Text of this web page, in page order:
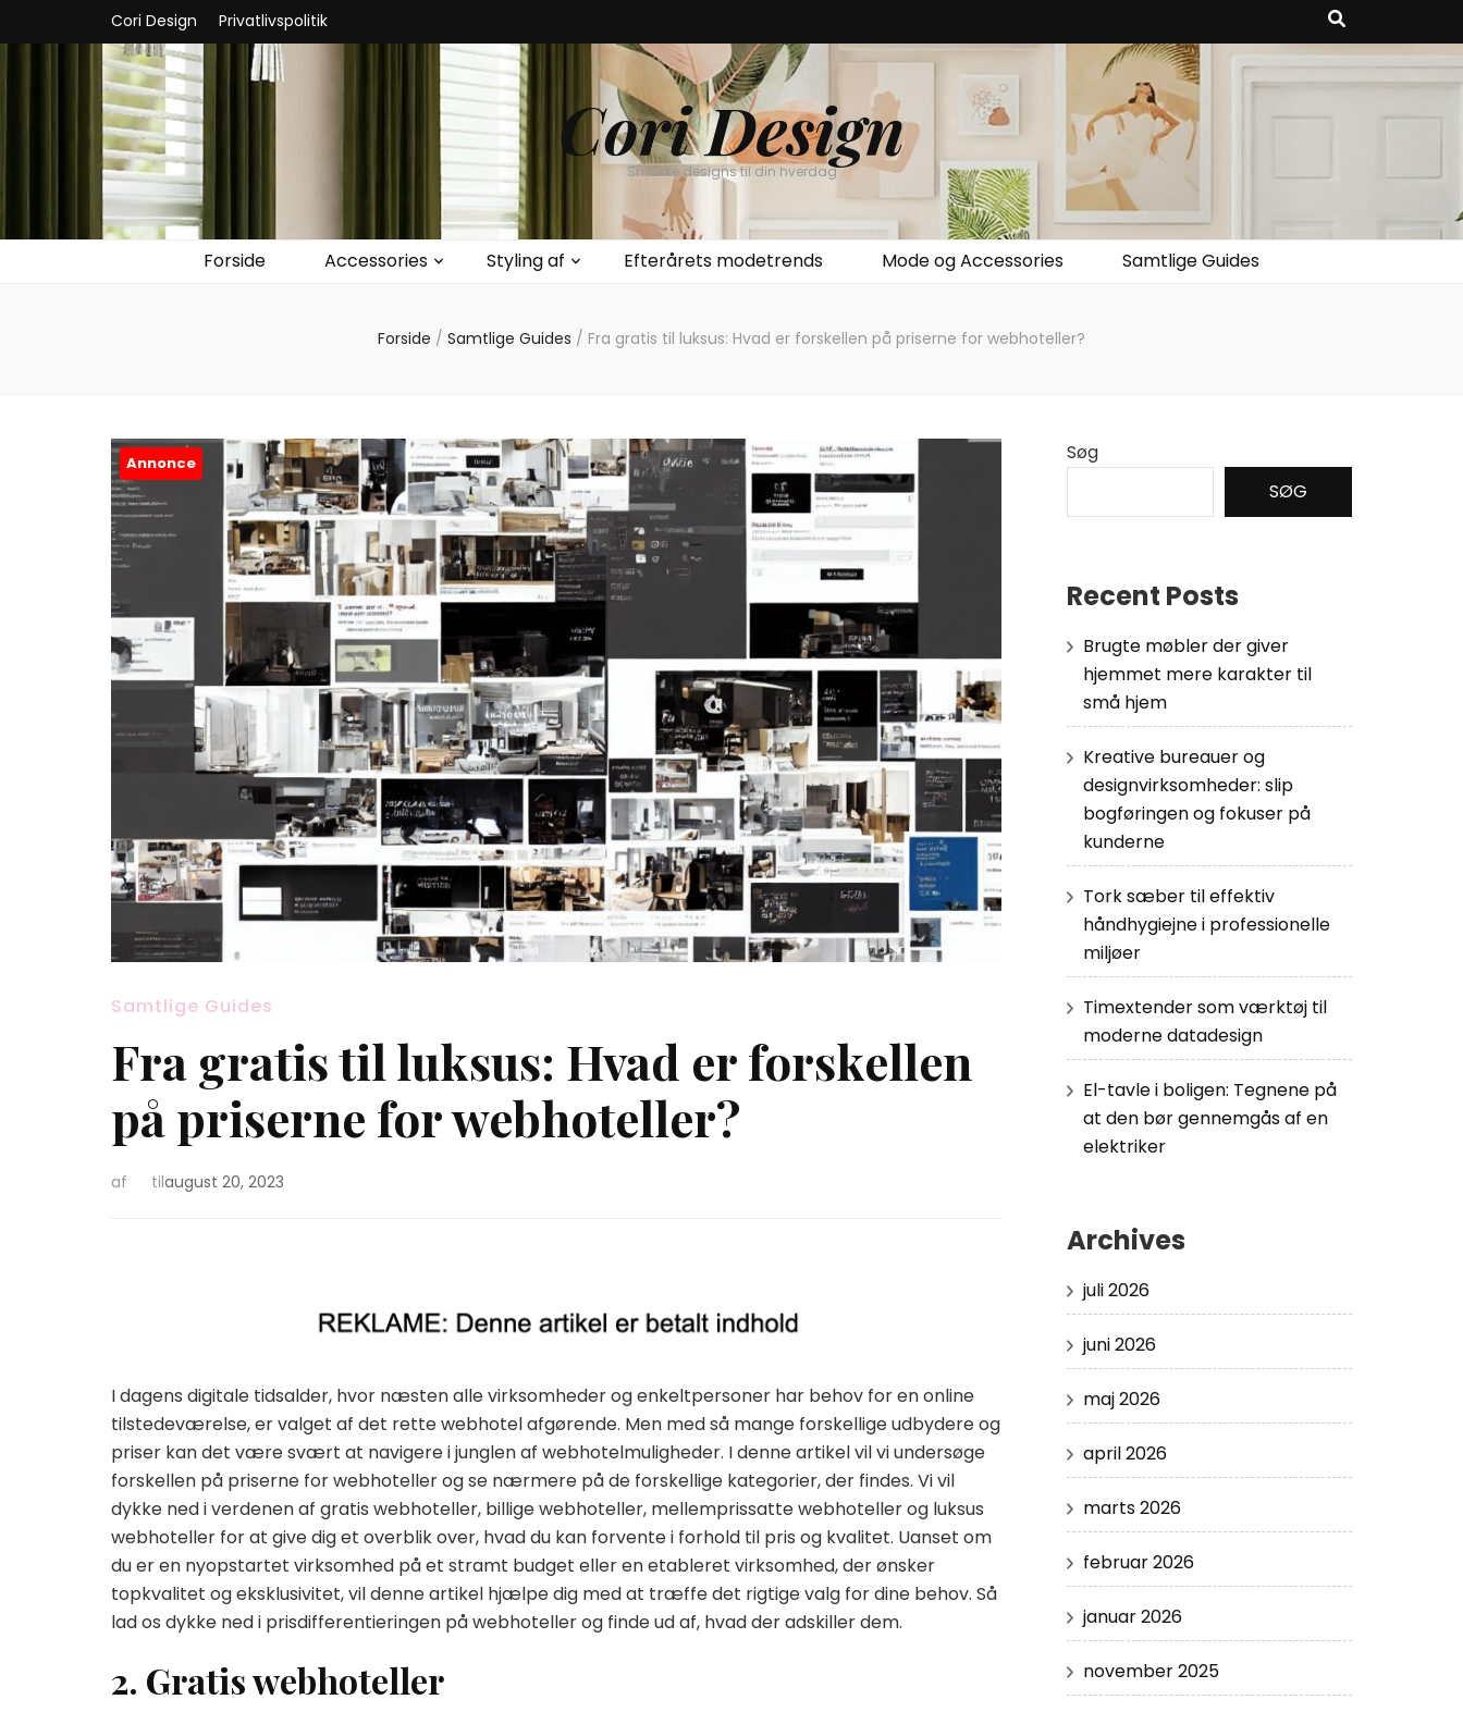
Cori Design Privatlivspolitik
Cori Design
Smukke designs til din hverdag
Forside Accessories Styling af Efterårets modetrends Mode og Accessories Samtlige Guides
Forside / Samtlige Guides / Fra gratis til luksus: Hvad er forskellen på priserne for webhoteller?
Annonce
Samtlige Guides
Fra gratis til luksus: Hvad er forskellen
på priserne for webhoteller?
af tilaugust 20, 2023
I dagens digitale tidsalder, hvor næsten alle virksomheder og enkeltpersoner har behov for en online
tilstedeværelse, er valget af det rette webhotel afgørende. Men med så mange forskellige udbydere og
priser kan det være svært at navigere i junglen af webhotelmuligheder. I denne artikel vil vi undersøge
forskellen på priserne for webhoteller og se nærmere på de forskellige kategorier, der findes. Vi vil
dykke ned i verdenen af gratis webhoteller, billige webhoteller, mellemprissatte webhoteller og luksus
webhoteller for at give dig et overblik over, hvad du kan forvente i forhold til pris og kvalitet. Uanset om
du er en nyopstartet virksomhed på et stramt budget eller en etableret virksomhed, der ønsker
topkvalitet og eksklusivitet, vil denne artikel hjælpe dig med at træffe det rigtige valg for dine behov. Så
lad os dykke ned i prisdifferentieringen på webhoteller og finde ud af, hvad der adskiller dem.
2. Gratis webhoteller
Søg
SØG
Recent Posts
Brugte møbler der giver
hjemmet mere karakter til
små hjem
Kreative bureauer og
designvirksomheder: slip
bogføringen og fokuser på
kunderne
Tork sæber til effektiv
håndhygiejne i professionelle
miljøer
Timextender som værktøj til
moderne datadesign
El-tavle i boligen: Tegnene på
at den bør gennemgås af en
elektriker
Archives
juli 2026
juni 2026
maj 2026
april 2026
marts 2026
februar 2026
januar 2026
november 2025